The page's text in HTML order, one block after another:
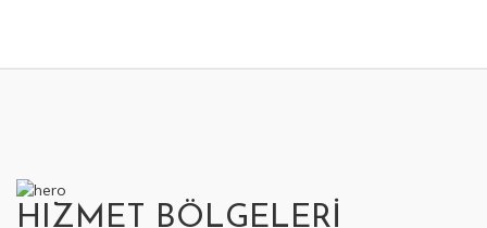
HIZMET BÖLGELERİ